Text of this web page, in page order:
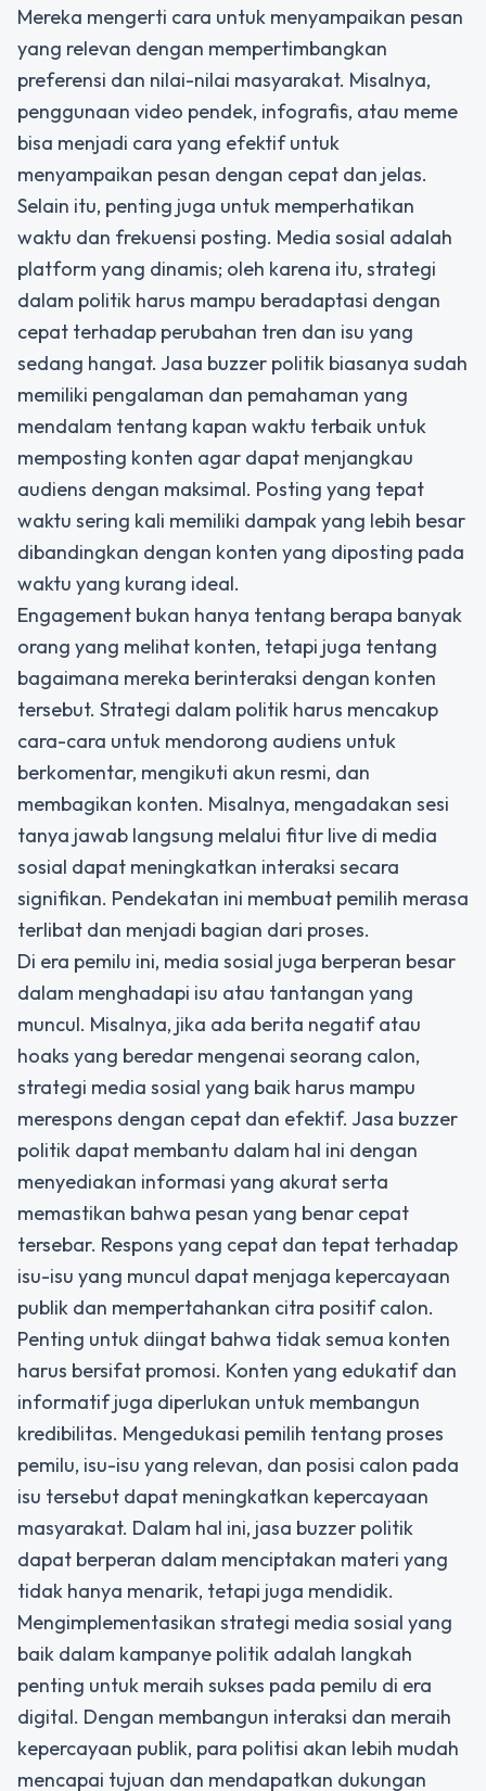
Mereka mengerti cara untuk menyampaikan pesan
yang relevan dengan mempertimbangkan
preferensi dan nilai-nilai masyarakat. Misalnya,
penggunaan video pendek, infografis, atau meme
bisa menjadi cara yang efektif untuk
menyampaikan pesan dengan cepat dan jelas.
Selain itu, penting juga untuk memperhatikan
waktu dan frekuensi posting. Media sosial adalah
platform yang dinamis; oleh karena itu, strategi
dalam politik harus mampu beradaptasi dengan
cepat terhadap perubahan tren dan isu yang
sedang hangat. Jasa buzzer politik biasanya sudah
memiliki pengalaman dan pemahaman yang
mendalam tentang kapan waktu terbaik untuk
memposting konten agar dapat menjangkau
audiens dengan maksimal. Posting yang tepat
waktu sering kali memiliki dampak yang lebih besar
dibandingkan dengan konten yang diposting pada
waktu yang kurang ideal.
Engagement bukan hanya tentang berapa banyak
orang yang melihat konten, tetapi juga tentang
bagaimana mereka berinteraksi dengan konten
tersebut. Strategi dalam politik harus mencakup
cara-cara untuk mendorong audiens untuk
berkomentar, mengikuti akun resmi, dan
membagikan konten. Misalnya, mengadakan sesi
tanya jawab langsung melalui fitur live di media
sosial dapat meningkatkan interaksi secara
signifikan. Pendekatan ini membuat pemilih merasa
terlibat dan menjadi bagian dari proses.
Di era pemilu ini, media sosial juga berperan besar
dalam menghadapi isu atau tantangan yang
muncul. Misalnya, jika ada berita negatif atau
hoaks yang beredar mengenai seorang calon,
strategi media sosial yang baik harus mampu
merespons dengan cepat dan efektif. Jasa buzzer
politik dapat membantu dalam hal ini dengan
menyediakan informasi yang akurat serta
memastikan bahwa pesan yang benar cepat
tersebar. Respons yang cepat dan tepat terhadap
isu-isu yang muncul dapat menjaga kepercayaan
publik dan mempertahankan citra positif calon.
Penting untuk diingat bahwa tidak semua konten
harus bersifat promosi. Konten yang edukatif dan
informatif juga diperlukan untuk membangun
kredibilitas. Mengedukasi pemilih tentang proses
pemilu, isu-isu yang relevan, dan posisi calon pada
isu tersebut dapat meningkatkan kepercayaan
masyarakat. Dalam hal ini, jasa buzzer politik
dapat berperan dalam menciptakan materi yang
tidak hanya menarik, tetapi juga mendidik.
Mengimplementasikan strategi media sosial yang
baik dalam kampanye politik adalah langkah
penting untuk meraih sukses pada pemilu di era
digital. Dengan membangun interaksi dan meraih
kepercayaan publik, para politisi akan lebih mudah
mencapai tujuan dan mendapatkan dukungan